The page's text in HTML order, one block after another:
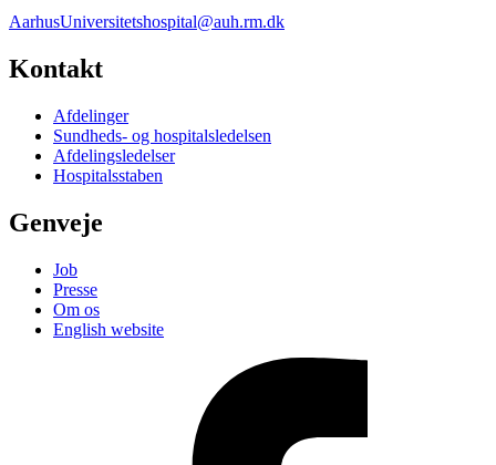
AarhusUniversitetshospital@auh.rm.dk
Kontakt
Afdelinger
Sundheds- og hospitalsledelsen
Afdelingsledelser
Hospitalsstaben
Genveje
Job
Presse
Om os
English website